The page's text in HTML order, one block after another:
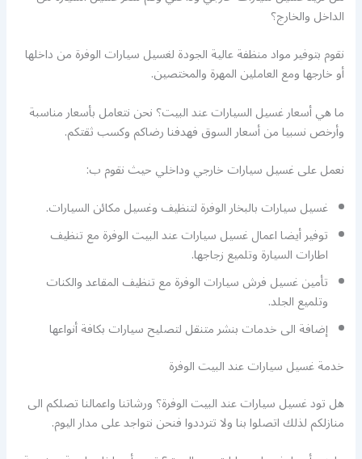
الداخل والخارج؟
نقوم بتوفير مواد منظفة عالية الجودة لغسيل سيارات الوفرة من داخلها
أو خارجها ومع العاملين المهرة والمختصين.
ما هي أسعار غسيل السيارات عند البيت؟ نحن نتعامل بأسعار مناسبة
وأرخص نسبيا من أسعار السوق فهدفنا رضاكم وكسب ثقتكم.
نعمل على غسيل سيارات خارجي وداخلي حيث نقوم ب:
غسيل سيارات بالبخار الوفرة لتنظيف وغسيل مكائن السيارات.
توفير أيضا اعمال غسيل سيارات عند البيت الوفرة مع تنظيف
اطارات السيارة وتلميع زجاجها.
تأمين غسيل فرش سيارات الوفرة مع تنظيف المقاعد والكنات
وتلميع الجلد.
إضافة الى خدمات بنشر متنقل لتصليح سيارات بكافة أنواعها
خدمة غسيل سيارات عند البيت الوفرة
هل تود غسيل سيارات عند البيت الوفرة؟ ورشاتنا واعمالنا تصلكم الى
منازلكم لذلك اتصلوا بنا ولا تترددوا فنحن نتواجد على مدار اليوم.